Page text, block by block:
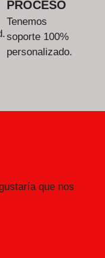
PROCESO
Tenemos
soporte 100%
personalizado.
que nos